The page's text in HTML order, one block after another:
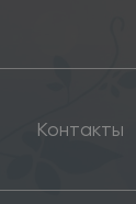
Контакты